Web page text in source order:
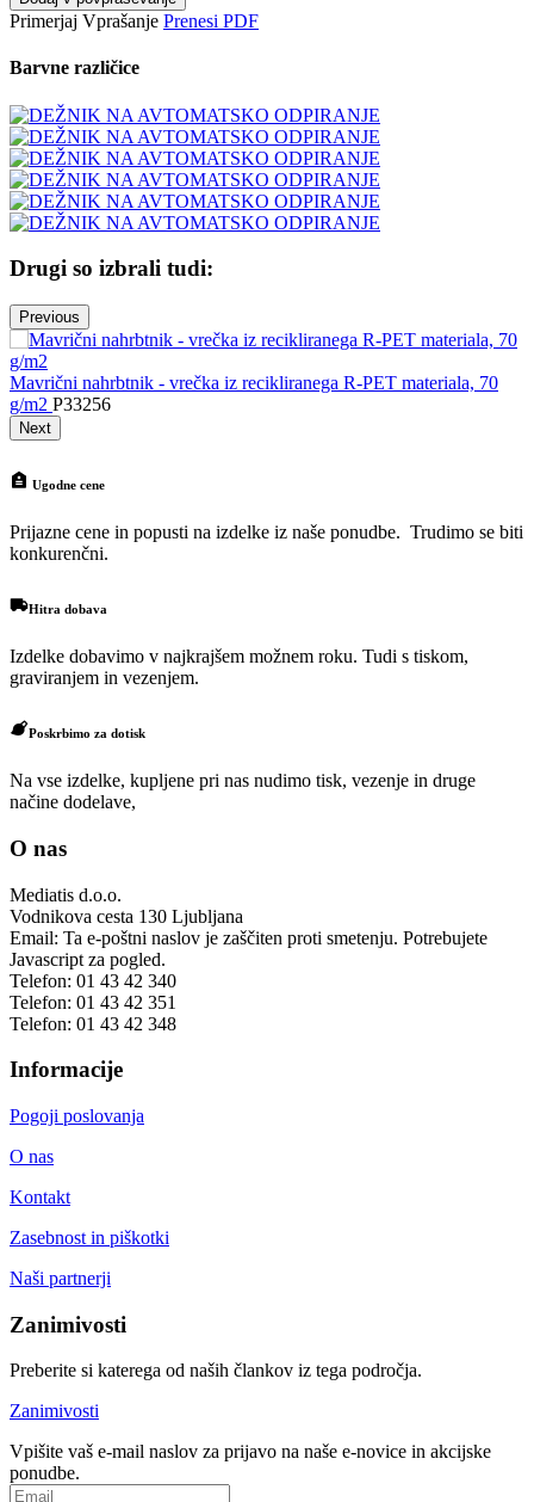
Primerjaj Vprašanje Prenesi PDF
Barvne različice
Drugi so izbrali tudi:
Previous
Mavrični nahrbtnik - vrečka iz recikliranega R-PET materiala, 70
g/m2 P33256
Next
Ugodne cene
Prijazne cene in popusti na izdelke iz naše ponudbe. Trudimo se biti
konkurenčni.
Hitra dobava
Izdelke dobavimo v najkrajšem možnem roku. Tudi s tiskom,
graviranjem in vezenjem.
Poskrbimo za dotisk
Na vse izdelke, kupljene pri nas nudimo tisk, vezenje in druge
načine dodelave,
O nas
Mediatis d.o.o.
Vodnikova cesta 130 Ljubljana
Email: Ta e-poštni naslov je zaščiten proti smetenju. Potrebujete
Javascript za pogled.
Telefon: 01 43 42 340
Telefon: 01 43 42 351
Telefon: 01 43 42 348
Informacije
Pogoji poslovanja
O nas
Kontakt
Zasebnost in piškotki
Naši partnerji
Zanimivosti
Preberite si katerega od naših člankov iz tega področja.
Zanimivosti
Vpišite vaš e-mail naslov za prijavo na naše e-novice in akcijske
ponudbe.